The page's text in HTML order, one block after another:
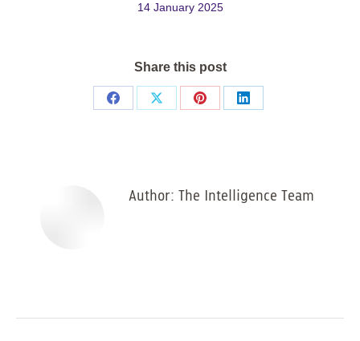
14 January 2025
Share this post
Share
Share
Share
Share
Author: The Intelligence Team